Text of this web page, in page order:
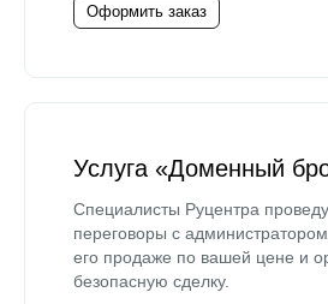
Оформить заказ
Услуга «Доменный
Специалисты Руцентра
переговоры с
его продаже по вашей цене и
безопасную сделку.